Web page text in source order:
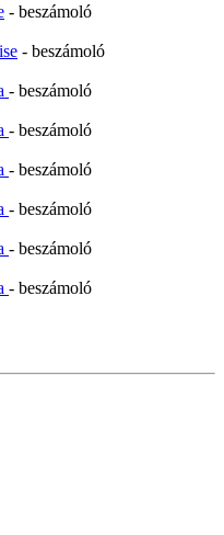
- beszámoló
- beszámoló
- beszámoló
- beszámoló
- beszámoló
- beszámoló
- beszámoló
- beszámoló